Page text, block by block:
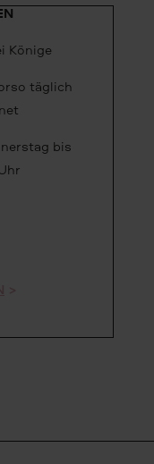
Könige
täglich
bis